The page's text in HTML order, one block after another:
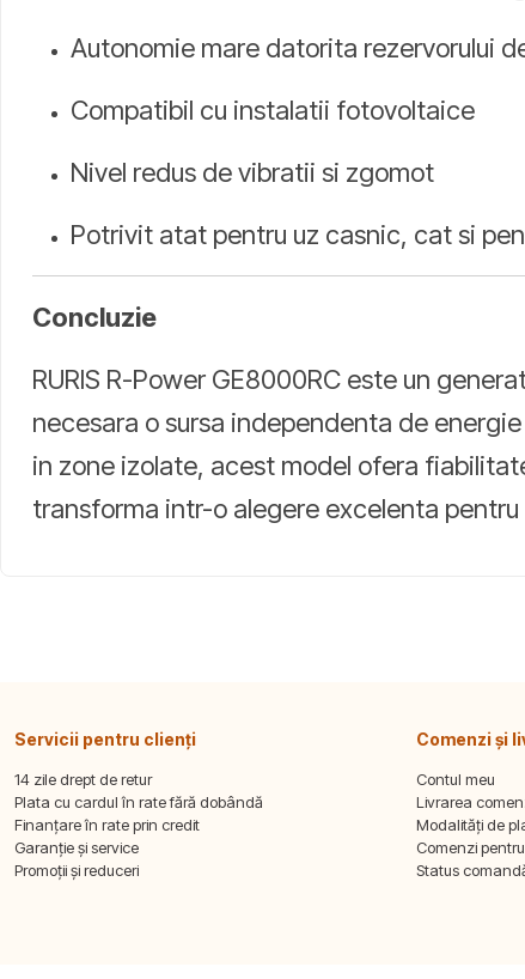
Autonomie mare datorita rezervorului
Compatibil cu instalatii fotovoltaice
Nivel redus de vibratii si zgomot
Potrivit atat pentru uz casnic, cat si
Concluzie
RURIS R-Power GE8000RC este un
necesara o sursa independenta de
in zone izolate, acest model ofera
transforma intr-o alegere excelenta
Servicii pentru clienți
14 zile drept de retur
Plata cu cardul în rate fără dobândă
Finanțare în rate prin credit
Garanție și service
Promoții și reduceri
Comenzi și
Contul meu
Livrarea
Modalități de
Comenzi
Status